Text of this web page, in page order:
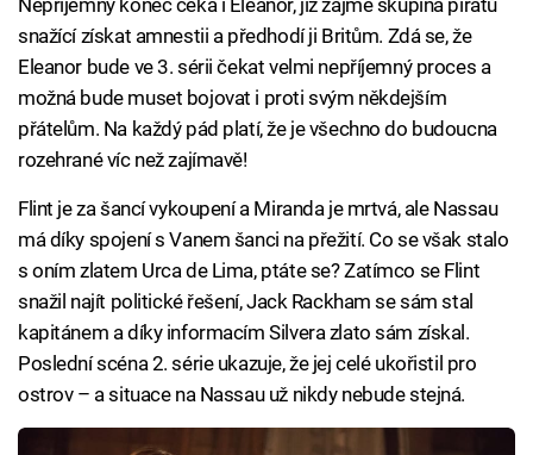
snažící získat amnestii a předhodí ji Britům. Zdá se, že
Eleanor bude ve 3. sérii čekat velmi nepříjemný proces a
možná bude muset bojovat i proti svým někdejším
přátelům. Na každý pád platí, že je všechno do budoucna
rozehrané víc než zajímavě!
Flint je za šancí vykoupení a Miranda je mrtvá, ale Nassau
má díky spojení s Vanem šanci na přežití. Co se však stalo
s oním zlatem Urca de Lima, ptáte se? Zatímco se Flint
snažil najít politické řešení, Jack Rackham se sám stal
kapitánem a díky informacím Silvera zlato sám získal.
Poslední scéna 2. série ukazuje, že jej celé ukořistil pro
ostrov – a situace na Nassau už nikdy nebude stejná.